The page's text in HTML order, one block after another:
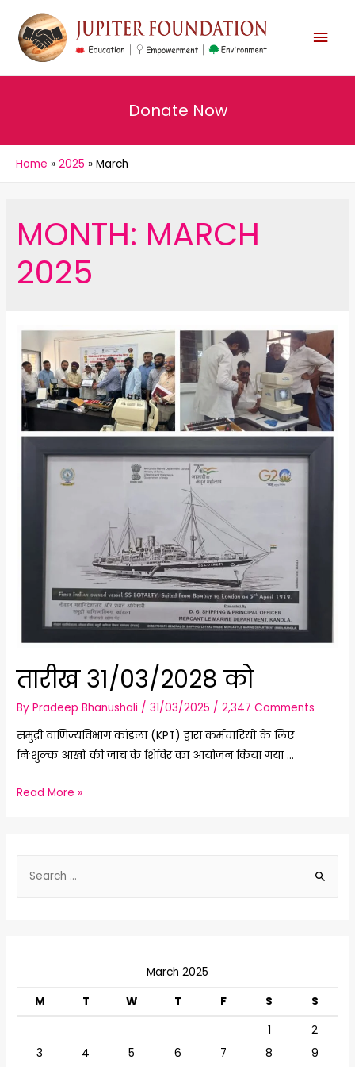
Donate Now
Home 2025 March
MONTH: MARCH
2025
तारीख 31/03/2028 को
ByPradeep Bhanushali /31/03/2025 /2,347 Comments
समुद्री वाणिज्यविभाग कांडला (KPT) द्वारा कर्मचारियों के लिए
निःशुल्क आंखों की जांच के शिविर का आयोजन किया गया …
तारीख
Read More »
March 2025
M
T W T F S
S
1
2
3
4 5 6 7 8 9